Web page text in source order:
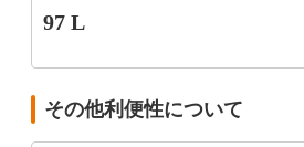
97 L
その他利便性について